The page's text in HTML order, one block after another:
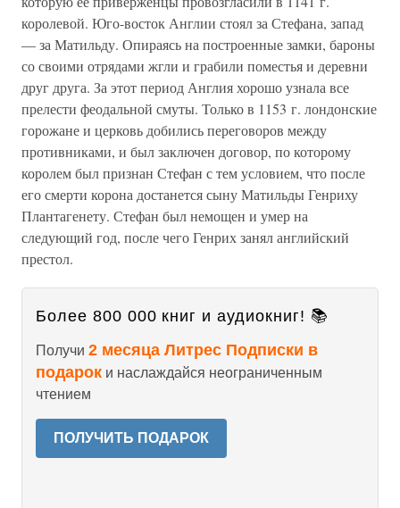
королевой. Юго-восток Англии стоял за Стефана, запад
— за Матильду. Опираясь на построенные замки, бароны
со своими отрядами жгли и грабили поместья и деревни
друг друга. За этот период Англия хорошо узнала все
прелести феодальной смуты. Только в 1153 г. лондонские
горожане и церковь добились переговоров между
противниками, и был заключен договор, по которому
королем был признан Стефан с тем условием, что после
его смерти корона достанется сыну Матильды Генриху
Плантагенету. Стефан был немощен и умер на
следующий год, после чего Генрих занял английский
престол.
Более 800 000 книг и аудиокниг! 📚
Получи 2 месяца Литрес Подписки в
подарок и наслаждайся неограниченным
чтением
ПОЛУЧИТЬ ПОДАРОК